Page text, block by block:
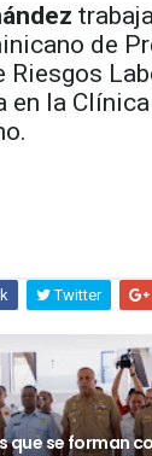
de
Riesgos
en la
Twitter
que se forman